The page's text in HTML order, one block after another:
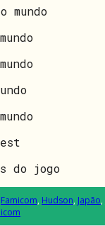
mundo
do jogo
Famicom, Hudson, Japão,